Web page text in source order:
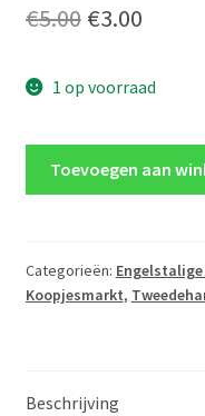
€5.00
was:
€5.00.
€3.00
is:
€3.00.
1 op voorraad
-
J.
Toevoegen aan
Categorieën: Engelstalige
Koopjesmarkt,
Beschrijving